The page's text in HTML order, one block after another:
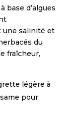
base d’algues
une salinité et
du
fraîcheur,
légère à
pour